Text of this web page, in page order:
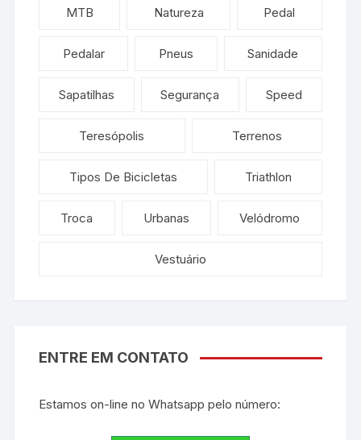
MTB Natureza Pedal
Pedalar Pneus Sanidade
Sapatilhas Segurança Speed
Teresópolis Terrenos
Tipos De Bicicletas Triathlon
Troca Urbanas Velódromo
Vestuário
ENTRE EM CONTATO
Estamos on-line no Whatsapp pelo número: